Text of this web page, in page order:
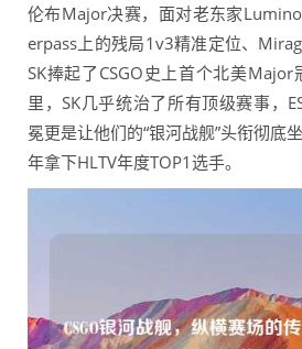
伦布Major决赛，面对老东家
erpass上的残局1v3精准定位、
SK捧起了CSGO史上首个北美
里，SK几乎统治了所有顶级赛事，
冕更是让他们的“银河战舰”头衔彻底
年拿下HLTV年度TOP1选手。